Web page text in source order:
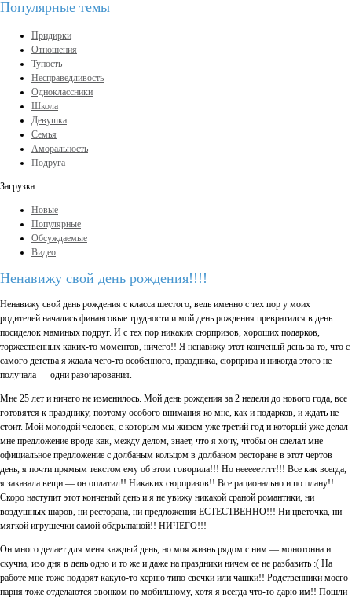
Популярные темы
Придирки
Отношения
Тупость
Несправедливость
Одноклассники
Школа
Девушка
Семья
Аморальность
Подруга
Загрузка...
Новые
Популярные
Обсуждаемые
Видео
Ненавижу свой день рождения!!!!
Ненавижу свой день рождения с класса шестого, ведь именно с тех пор у моих
родителей начались финансовые трудности и мой день рождения превратился в день
посиделок маминых подруг. И с тех пор никаких сюрпризов, хороших подарков,
торжественных каких-то моментов, ничего!! Я ненавижу этот конченый день за то, что с
самого детства я ждала чего-то особенного, праздника, сюрприза и никогда этого не
получала — одни разочарования.
Мне 25 лет и ничего не изменилось. Мой день рождения за 2 недели до нового года, все
готовятся к празднику, поэтому особого внимания ко мне, как и подарков, и ждать не
стоит. Мой молодой человек, с которым мы живем уже третий год и который уже делал
мне предложение вроде как, между делом, знает, что я хочу, чтобы он сделал мне
официальное предложение с долбаным кольцом в долбаном ресторане в этот чертов
день, я почти прямым текстом ему об этом говорила!!! Но нееееетттт!!! Все как всегда,
я заказала вещи — он оплатил!! Никаких сюрпризов!! Все рационально и по плану!!
Скоро наступит этот конченый день и я не увижу никакой сраной романтики, ни
воздушных шаров, ни ресторана, ни предложения ЕСТЕСТВЕННО!!! Ни цветочка, ни
мягкой игрушечки самой обдрыпаной!! НИЧЕГО!!!
Он много делает для меня каждый день, но моя жизнь рядом с ним — монотонна и
скучна, изо дня в день одно и то же и даже на праздники ничем ее не разбавить :( На
работе мне тоже подарят какую-то херню типо свечки или чашки!! Родственники моего
парня тоже отделаются звонком по мобильному, хотя я всегда что-то дарю им!! Пошли